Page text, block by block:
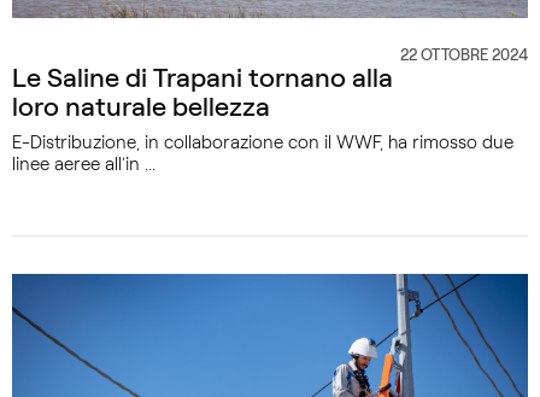
22 OTTOBRE 2024
Le Saline di Trapani tornano alla
loro naturale bellezza
E-Distribuzione, in collaborazione con il WWF, ha rimosso due
linee aeree all’in ...